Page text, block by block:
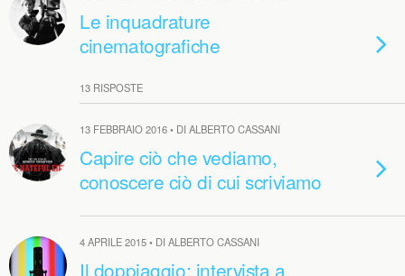
Le inquadrature
cinematografiche
13 RISPOSTE
13 FEBBRAIO 2016 • DI ALBERTO CASSANI
Capire ciò che vediamo,
conoscere ciò di cui scriviamo
4 APRILE 2015 • DI ALBERTO CASSANI
Il doppiaggio: intervista a